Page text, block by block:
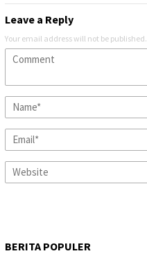
Leave a Reply
Your email address will not be published.
BERITA POPULER